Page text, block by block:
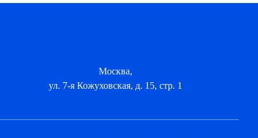
Москва,
ул. 7-я Кожуховская, д. 15, стр. 1